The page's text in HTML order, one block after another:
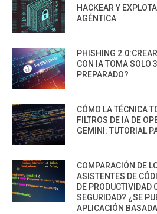
HACKEAR Y
AGÉNTICA
PHISHING
CON IA TOMA SOLO
PREPARADO?
CÓMO LA TÉCNICA
FILTROS DE IA DE
GEMINI: TUTORIAL
COMPARACIÓN DE
ASISTENTES DE
DE PRODUCTIVIDAD
SEGURIDAD? ¿SE
APLICACIÓN